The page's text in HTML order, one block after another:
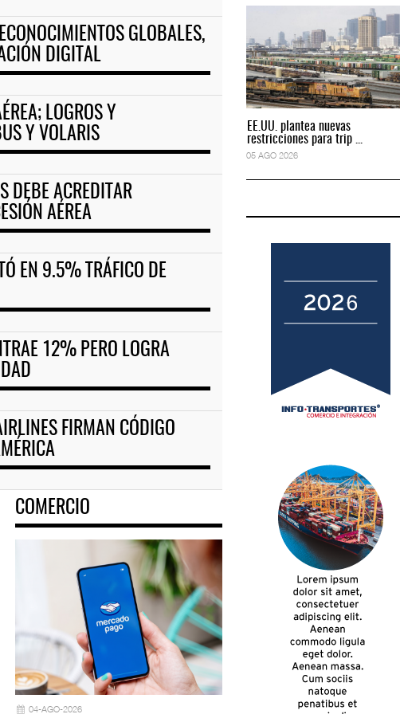
GLOBALES,
DIGITAL
LOGROS Y
Y VOLARIS
DEBE ACREDITAR
AÉREA
EN 9.5% TRÁFICO DE
12% PERO LOGRA
FIRMAN CÓDIGO
COMERCIO
04-AGO-2026
EE.UU. plantea nuevas
restricciones para trip ...
05 AGO 2026
EE.UU. plantea nuevas
restricciones para trip ...
05 AGO 2026
restricciones para tripul EE.UU. plantea nuevas restricciones para tripul